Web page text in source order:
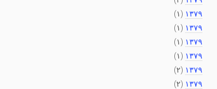
۱۳۷۹ (۱)
۱۳۷۹ (۱)
۱۳۷۹ (۱)
۱۳۷۹ (۱)
۱۳۷۹ (۲)
۱۳۷۹ (۲)